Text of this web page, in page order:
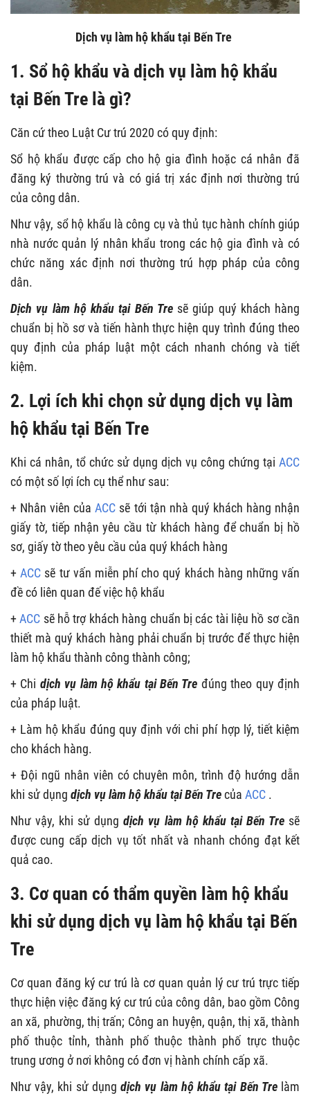
Dịch vụ làm hộ khẩu tại Bến Tre
1. Sổ hộ khẩu và dịch vụ làm hộ khẩu
tại Bến Tre là gì?
Căn cứ theo Luật Cư trú 2020 có quy định:
Sổ hộ khẩu được cấp cho hộ gia đình hoặc cá nhân đã
đăng ký thường trú và có giá trị xác định nơi thường trú
của công dân.
Như vậy, sổ hộ khẩu là công cụ và thủ tục hành chính giúp
nhà nước quản lý nhân khẩu trong các hộ gia đình và có
chức năng xác định nơi thường trú hợp pháp của công
dân.
Dịch vụ làm hộ khẩu tại Bến Tre sẽ giúp quý khách hàng
chuẩn bị hồ sơ và tiến hành thực hiện quy trình đúng theo
quy định của pháp luật một cách nhanh chóng và tiết
kiệm.
2. Lợi ích khi chọn sử dụng dịch vụ làm
hộ khẩu tại Bến Tre
Khi cá nhân, tổ chức sử dụng dịch vụ công chứng tại ACC
có một số lợi ích cụ thể như sau:
+ Nhân viên củaACC sẽ tới tận nhà quý khách hàng nhận
giấy tờ, tiếp nhận yêu cầu từ khách hàng để chuẩn bị hồ
sơ, giấy tờ theo yêu cầu của quý khách hàng
+ACC sẽ tư vấn miễn phí cho quý khách hàng những vấn
đề có liên quan đế việc hộ khẩu
+ACC sẽ hỗ trợ khách hàng chuẩn bị các tài liệu hồ sơ cần
thiết mà quý khách hàng phải chuẩn bị trước để thực hiện
làm hộ khẩu thành công thành công;
+ Chi dịch vụ làm hộ khẩu tại Bến Tre đúng theo quy định
của pháp luật.
+ Làm hộ khẩu đúng quy định với chi phí hợp lý, tiết kiệm
cho khách hàng.
+ Đội ngũ nhân viên có chuyên môn, trình độ hướng dẫn
khi sử dụng dịch vụ làm hộ khẩu tại Bến Trecủa ACC .
Như vậy, khi sử dụngdịch vụ làm hộ khẩu tại Bến Tre sẽ
được cung cấp dịch vụ tốt nhất và nhanh chóng đạt kết
quả cao.
3. Cơ quan có thẩm quyền làm hộ khẩu
khi sử dụng dịch vụ làm hộ khẩu tại Bến
Tre
Cơ quan đăng ký cư trú là cơ quan quản lý cư trú trực tiếp
thực hiện việc đăng ký cư trú của công dân, bao gồm Công
an xã, phường, thị trấn; Công an huyện, quận, thị xã, thành
phố thuộc tỉnh, thành phố thuộc thành phố trực thuộc
trung ương ở nơi không có đơn vị hành chính cấp xã.
Như vậy, khi sử dụngdịch vụ làm hộ khẩu tại Bến Tre làm